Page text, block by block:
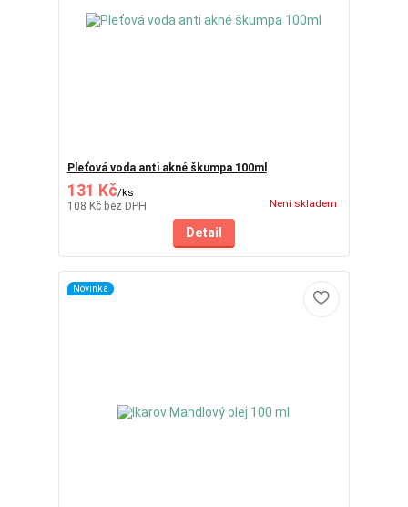
Pleťová voda anti akné škumpa 100ml
131 Kč/ks
108 Kč bez DPH Není skladem
Detail
Novinka